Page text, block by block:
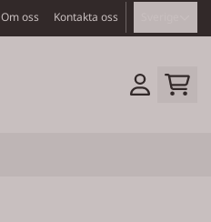
Om oss Kontakta oss